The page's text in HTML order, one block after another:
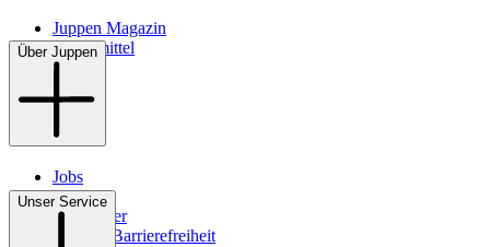
Juppen Magazin
Pflegemittel
Über Juppen
Jobs
Filialen
Newsletter
Digitale Barrierefreiheit
Unser Service